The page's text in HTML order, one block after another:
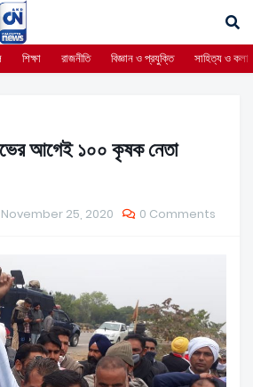
শিক্ষা রাজনীতি বিজ্ঞান ও প্রযুক্তি সাহিত্য ও কলা
আগেই ১০০ কৃষক নেতা
November 25, 2020 0 Comments